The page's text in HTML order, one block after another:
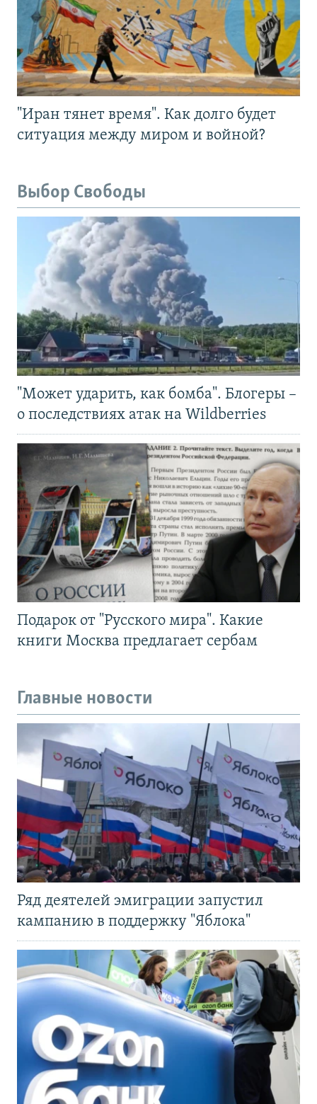
"Иран тянет время". Как долго будет
ситуация между миром и войной?
Выбор Свободы
"Может ударить, как бомба". Блогеры –
о последствиях атак на Wildberries
Подарок от "Русского мира". Какие
книги Москва предлагает сербам
Главные новости
Ряд деятелей эмиграции запустил
кампанию в поддержку "Яблока"